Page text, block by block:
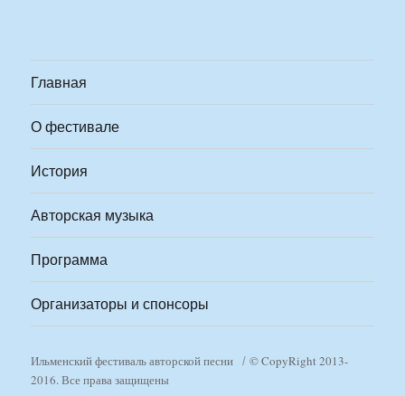
Главная
О фестивале
История
Авторская музыка
Программа
Организаторы и спонсоры
Ильменский фестиваль авторской песни
© CopyRight 2013-
2016. Все права защищены